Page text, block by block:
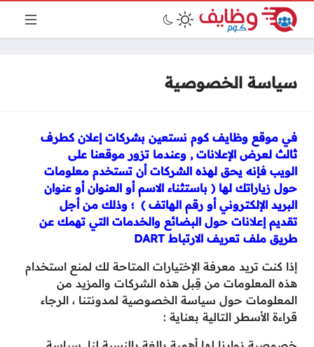
سياسة الخصوصية
في موقع وظايف كوم نستعين بشركات إعلان كطرف
ثالث لعرض الإعلانات , وعندما تزور موقعنا على
الويب فإنه يحق لهذه الشركات أن تستخدم معلومات
حول زياراتك لها ( باستثناء الاسم أو العنوان أو عنوان
البريد الإلكتروني أو رقم الهاتف ) ؛ وذلك من أجل
تقديم إعلانات حول البضائع والخدمات التي تهمك عن
طريق ملف تعريف الارتباط DART
إذا كنت تريد معرفة الإختيارات المتاحة لك لمنع استخدام
هذه المعلومات من قِبل هذه الشركات والمزيد من
المعلومات حول سياسة الخصوصية لمدونتنا ، الرجاء
قراءة الأسطر التالية بعناية :